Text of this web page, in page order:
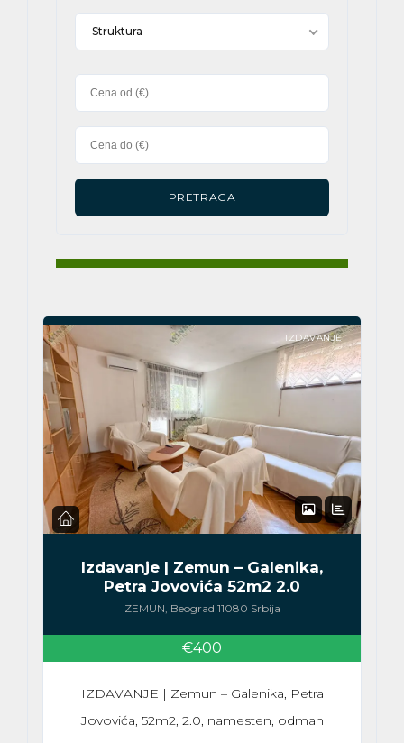
Struktura
IZDAVANJE
Izdavanje | Zemun – Galenika,
Petra Jovovića 52m2 2.0
ZEMUN, Beograd 11080 Srbija
€400
IZDAVANJE | Zemun – Galenika, Petra
Jovovića, 52m2, 2.0, namesten, odmah